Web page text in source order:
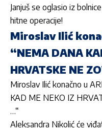
Janjuš se oglasio iz
hitne operacije!
Miroslav Ilić
“NEMA DANA
HRVATSKE NE
Miroslav Ilić konačno u
KAD ME NEKO IZ
…“
Aleksandra Nikolić će